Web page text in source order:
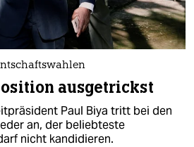
ausgetrickst
Paul Biya tritt bei den
an, der beliebteste
nicht kandidieren.